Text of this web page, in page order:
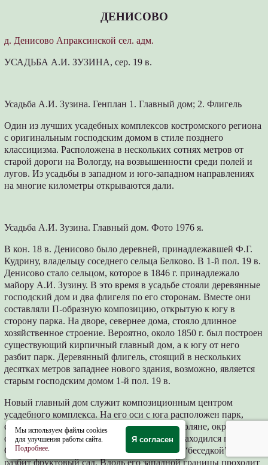
ДЕНИСОВО
д. Денисово Апраксинской сел. адм.
УСАДЬБА А.И. ЗУЗИНА, сер. 19 в.
Усадьба А.И. Зузина. Генплан 1. Главный дом; 2. Флигель
Один из лучших усадебных комплексов костромского региона
с оригинальным господским домом в стиле позднего
классицизма. Расположена в нескольких сотнях метров от
старой дороги на Вологду, на возвышенности среди полей и
лугов. Из усадьбы в западном и юго-западном направлениях
на многие километры открываются дали.
Усадьба А.И. Зузина. Главный дом. Фото 1976 я.
В кон. 18 в. Денисово было деревней, принадлежавшей Ф.Г.
Кудрину, владельцу соседнего сельца Белково. В 1-й пол. 19 в.
Денисово стало сельцом, которое в 1846 г. принадлежало
майору А.И. Зузину. В это время в усадьбе стояли деревянные
господский дом и два флигеля по его сторонам. Вместе они
составляли П-образную композицию, открытую к югу в
сторону парка. На дворе, севернее дома, стояло длинное
хозяйственное строение. Вероятно, около 1850 г. был построен
существующий кирпичный главный дом, а к югу от него
разбит парк. Деревянный флигель, стоящий в нескольких
десятках метров западнее нового здания, возможно, является
старым господским домом 1-й пол. 19 в.
Новый главный дом служит композиционным центром
усадебного комплекса. На его оси с юга расположен парк,
спускающийся к большой прямоугольной поляне, окруженной
откосами (возможно, первоначально здесь находился пруд).
Севернее дома устроен партер с акациевой “беседкой”, а далее
разбит фруктовый сад. Вдоль его западной границы проходит
Мы используем файлы cookies
для улучшения работы сайта.
Подробнее.
Я согласен